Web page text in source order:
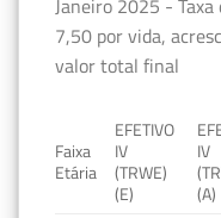
Janeiro 2025 -
7,50 por vida,
valor total final
Faixa
Etária
EFETIVO
IV
(TRWE)
(E)
IV
(A)